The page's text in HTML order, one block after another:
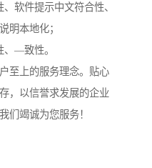
软件提示中文符合性、
明本地化；
、—致性。
至上的服务理念。贴心
，以信誉求发展的企业
们竭诚为您服务！